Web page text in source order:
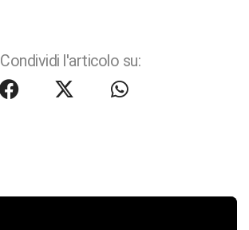
Condividi l'articolo su: